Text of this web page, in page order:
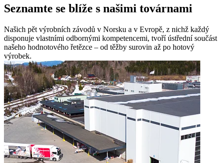
Seznamte se blíže s našimi továrnami
Našich pět výrobních závodů v Norsku a v Evropě, z nichž každý
disponuje vlastními odbornými kompetencemi, tvoří ústřední součást
našeho hodnotového řetězce – od těžby surovin až po hotový
výrobek.